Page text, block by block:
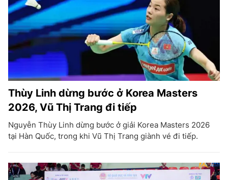
Thùy Linh dừng bước ở Korea Masters
2026, Vũ Thị Trang đi tiếp
Nguyễn Thùy Linh dừng bước ở giải Korea Masters 2026
tại Hàn Quốc, trong khi Vũ Thị Trang giành vé đi tiếp.